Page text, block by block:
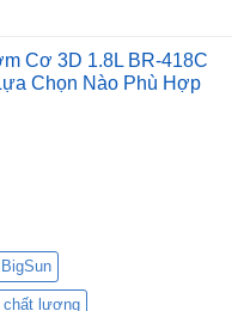
Cơ 3D 1.8L BR-418C
Chọn Nào Phù Hợp
chất lượng